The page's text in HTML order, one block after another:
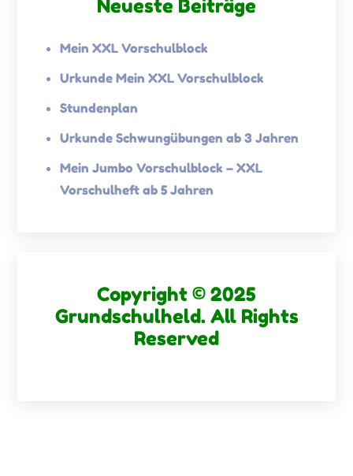
Neueste Beiträge
Mein XXL Vorschulblock
Urkunde Mein XXL Vorschulblock
Stundenplan
Urkunde Schwungübungen ab 3 Jahren
Mein Jumbo Vorschulblock – XXL
Vorschulheft ab 5 Jahren
Copyright © 2025
Grundschulheld. All Rights
Reserved